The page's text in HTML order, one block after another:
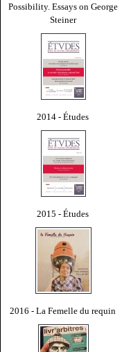
Possibility. Essays on George
Steiner
2014 - Études
2015 - Études
2016 - La Femelle du requin